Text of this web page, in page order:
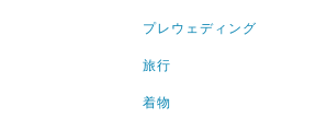
プレウェディング
旅行
着物